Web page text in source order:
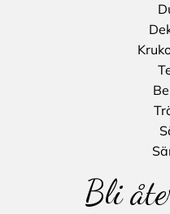
Bli